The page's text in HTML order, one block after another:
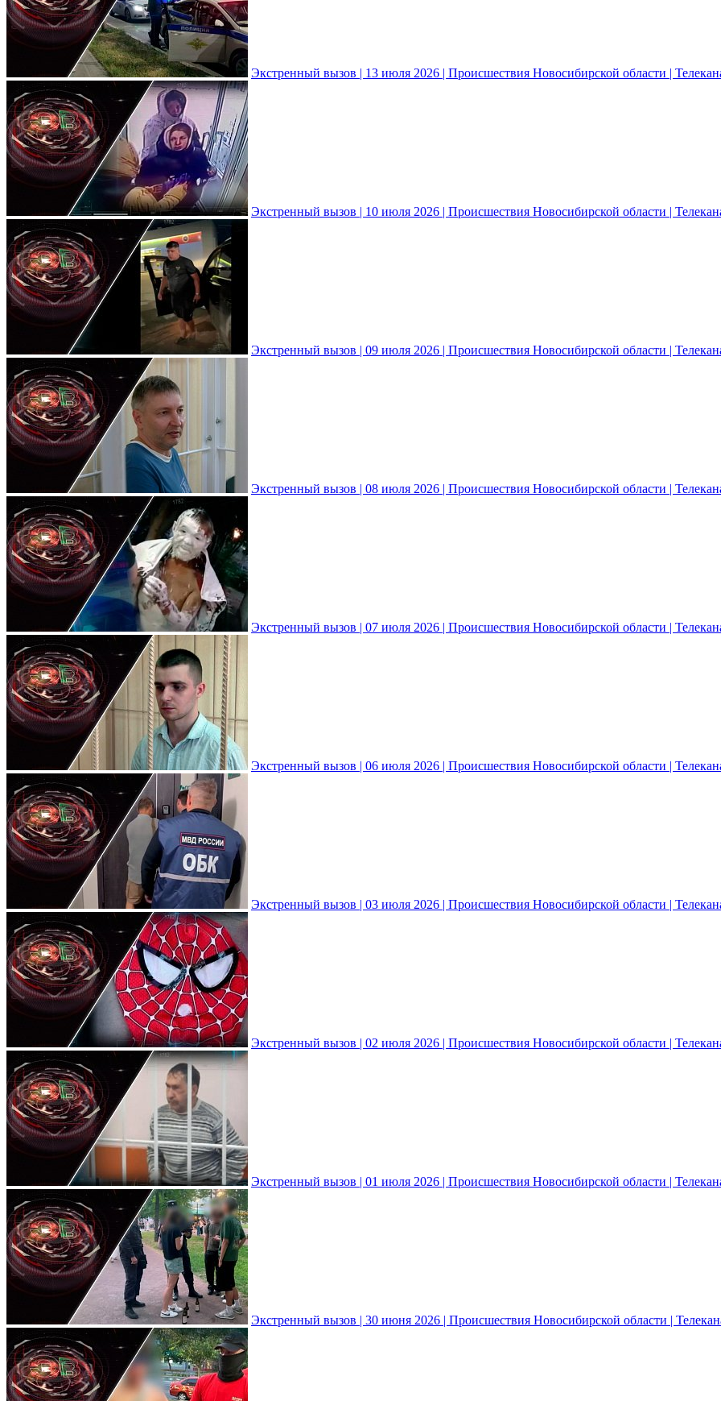
Экстренный вызов | 13 июля 2026 | Происшествия Новосибирской области |
Экстренный вызов | 10 июля 2026 | Происшествия Новосибирской области |
Экстренный вызов | 09 июля 2026 | Происшествия Новосибирской области |
Экстренный вызов | 08 июля 2026 | Происшествия Новосибирской области |
Экстренный вызов | 07 июля 2026 | Происшествия Новосибирской области |
Экстренный вызов | 06 июля 2026 | Происшествия Новосибирской области |
Экстренный вызов | 03 июля 2026 | Происшествия Новосибирской области |
Экстренный вызов | 02 июля 2026 | Происшествия Новосибирской области |
Экстренный вызов | 01 июля 2026 | Происшествия Новосибирской области |
Экстренный вызов | 30 июня 2026 | Происшествия Новосибирской области |